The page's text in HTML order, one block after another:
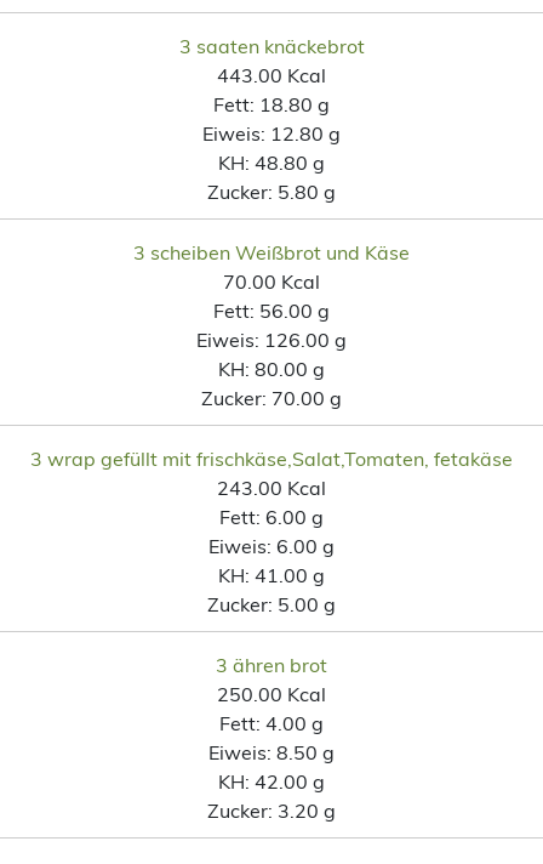
3 saaten knäckebrot
443.00 Kcal
Fett: 18.80 g
Eiweis: 12.80 g
KH: 48.80 g
Zucker: 5.80 g
3 scheiben Weißbrot und Käse
70.00 Kcal
Fett: 56.00 g
Eiweis: 126.00 g
KH: 80.00 g
Zucker: 70.00 g
3 wrap gefüllt mit frischkäse,Salat,Tomaten, fetakäse
243.00 Kcal
Fett: 6.00 g
Eiweis: 6.00 g
KH: 41.00 g
Zucker: 5.00 g
3 ähren brot
250.00 Kcal
Fett: 4.00 g
Eiweis: 8.50 g
KH: 42.00 g
Zucker: 3.20 g